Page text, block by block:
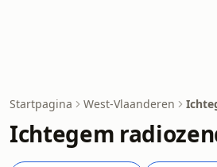
Startpagina West-Vlaanderen
Ichtegem